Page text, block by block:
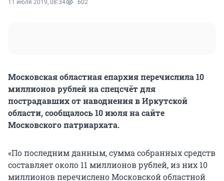
11 июля 2019, 08:34 602
Московская областная епархия перечислила 10
миллионов рублей на спецсчёт для
пострадавших от наводнения в Иркутской
области, сообщалось 10 июля на сайте
Московского патриархата.
«По последним данным, сумма собранных средств
составляет около 11 миллионов рублей, из них 10
миллионов перечислено Московской областной